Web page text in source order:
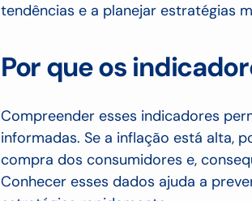
tendências e a planejar estratégias
Por que os
Compreender esses indicadores
informadas. Se a inflação está alta,
compra dos consumidores e,
Conhecer esses dados ajuda a